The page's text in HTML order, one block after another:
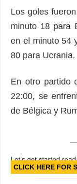
Los goles
minuto 18 para
en el minuto 54
80 para Ucrania.
En otro partido
22:00, se
de Bélgica y
Let’s get started
CLICK HERE FOR